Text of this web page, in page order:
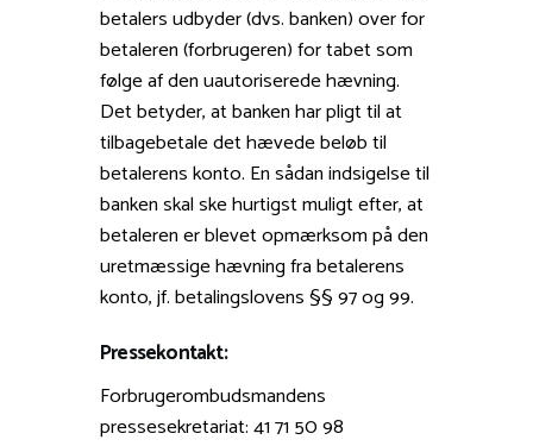
betalers udbyder (dvs. banken) over for
betaleren (forbrugeren) for tabet som
følge af den uautoriserede hævning.
Det betyder, at banken har pligt til at
tilbagebetale det hævede beløb til
betalerens konto. En sådan indsigelse til
banken skal ske hurtigst muligt efter, at
betaleren er blevet opmærksom på den
uretmæssige hævning fra betalerens
konto, jf. betalingslovens §§ 97 og 99.
Pressekontakt:
Forbrugerombudsmandens
pressesekretariat: 41 71 50 98